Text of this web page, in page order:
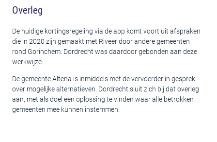
Overleg
De huidige kortingsregeling via de app komt voort uit afspraken
die in 2020 zijn gemaakt met Riveer door andere gemeenten
rond Gorinchem. Dordrecht was daardoor gebonden aan deze
werkwijze.
De gemeente Altena is inmiddels met de vervoerder in gesprek
over mogelijke alternatieven. Dordrecht sluit zich bij dat overleg
aan, met als doel een oplossing te vinden waar alle betrokken
gemeenten mee kunnen instemmen.